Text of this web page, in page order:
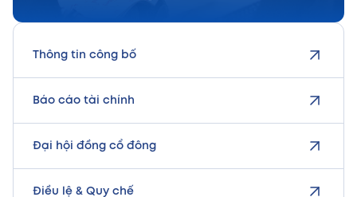
Thông tin công bố
Báo cáo tài chính
Đại hội đồng cổ đông
Điều lệ & Quy chế